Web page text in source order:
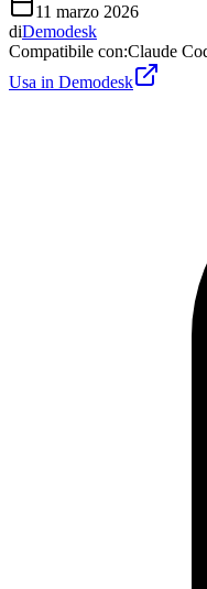
11 marzo 2026
diDemodesk
Compatibile con:Claude
Usa in Demodesk